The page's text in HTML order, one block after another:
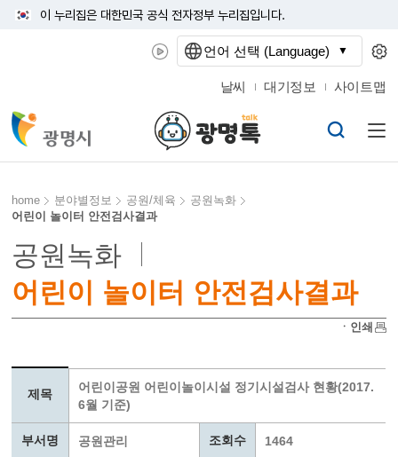
이 누리집은 대한민국 공식 전자정부 누리집입니다.
날씨 대기정보 사이트맵
home 분야별정보 공원/체육
공원녹화
어린이 놀이터 안전검사결과
공원녹화
어린이 놀이터 안전검사결과
ㆍ인쇄
제목
어린이공원 어린이놀이시설 정기시설검사 현황(2017.
6월 기준)
부서명 공원관리 조회수 1464
언어 선택 (Language)